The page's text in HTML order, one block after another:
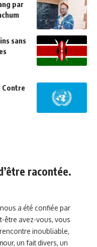
par
sans
Contre
racontée.
a été confiée par
être avez-vous, vous
inoubliable,
un fait divers, un